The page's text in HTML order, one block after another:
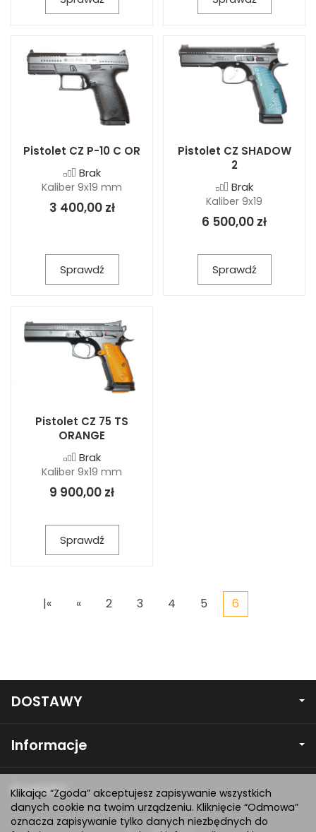
Pistolet CZ P-10 C OR
Brak
Kaliber 9x19 mm
3 400,00 zł
Sprawdź
Pistolet CZ SHADOW
2
Brak
Kaliber 9x19
6 500,00 zł
Sprawdź
Pistolet CZ 75 TS
ORANGE
Brak
Kaliber 9x19 mm
9 900,00 zł
Sprawdź
|« « 2 3 4 5 6
DOSTAWY
Informacje
Kontakt
Klikając “Zgoda” akceptujesz zapisywanie wszystkich
danych cookie na twoim urządzeniu. Kliknięcie “Odmowa”
oznacza zapisywanie tylko danych niezbędnych do